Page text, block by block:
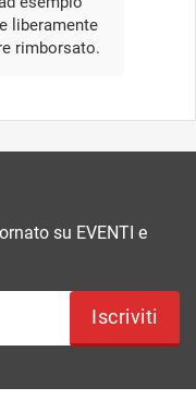
liberamente
rimborsato.
su EVENTI e
Iscriviti